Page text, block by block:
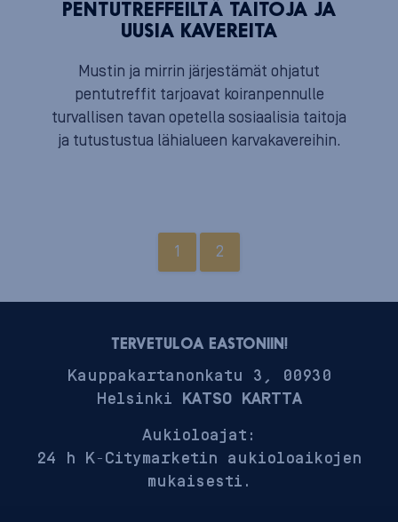
PENTUTREFFEILTÄ TAITOJA JA
UUSIA KAVEREITA
Mustin ja mirrin järjestämät ohjatut
pentutreffit tarjoavat koiranpennulle
turvallisen tavan opetella sosiaalisia taitoja
ja tutustustua lähialueen karvakavereihin.
1 2
TERVETULOA EASTONIIN!
Kauppakartanonkatu 3, 00930
Helsinki KATSO KARTTA
Aukioloajat:
24 h K-Citymarketin aukioloaikojen
mukaisesti.